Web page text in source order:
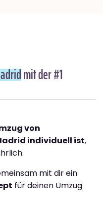
mit der #1
von
individuell ist,
mit dir ein
für deinen Umzug